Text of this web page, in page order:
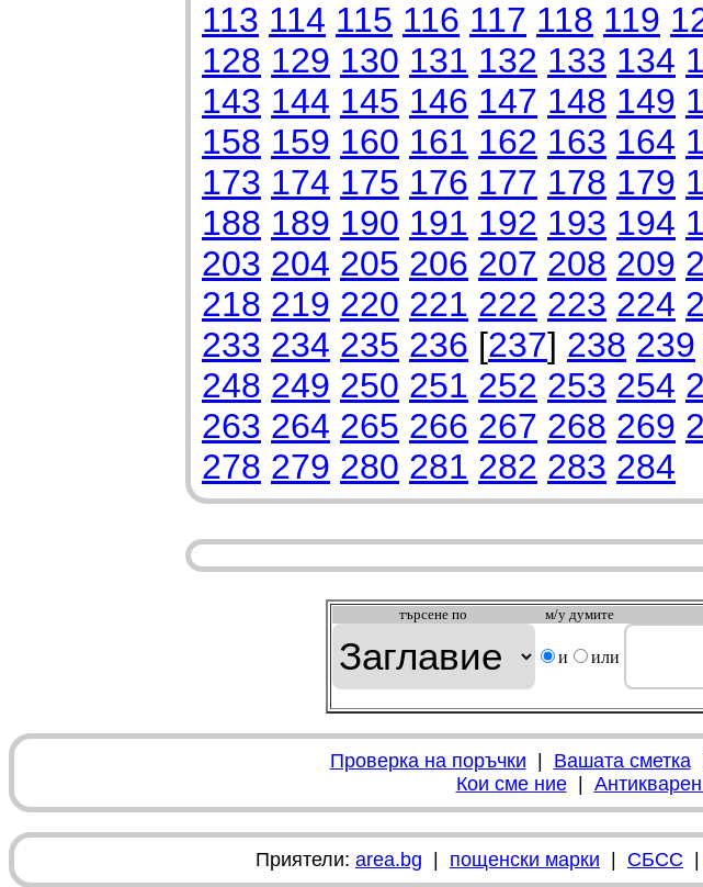
113 114 115 116 117 118 119
128 129 130 131 132 133 134
143 144 145 146 147 148 149
158 159 160 161 162 163 164
173 174 175 176 177 178 179
188 189 190 191 192 193 194
203 204 205 206 207 208 209
218 219 220 221 222 223 224
233 234 235 236 [237] 238 239
248 249 250 251 252 253 254
263 264 265 266 267 268 269
278 279 280 281 282 283 284
търсeне по м/у думите
и или
Проверка на поръчки Вашата сметка
Кои сме ние|
Приятели: area.bg пощенски марки СБСС